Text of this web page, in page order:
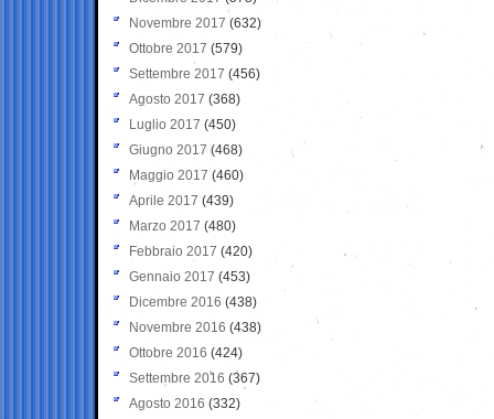
Novembre 2017 (632)
Ottobre 2017 (579)
Settembre 2017 (456)
Agosto 2017 (368)
Luglio 2017 (450)
Giugno 2017 (468)
Maggio 2017 (460)
Aprile 2017 (439)
Marzo 2017 (480)
Febbraio 2017 (420)
Gennaio 2017 (453)
Dicembre 2016 (438)
Novembre 2016 (438)
Ottobre 2016 (424)
Settembre 2016 (367)
Agosto 2016 (332)